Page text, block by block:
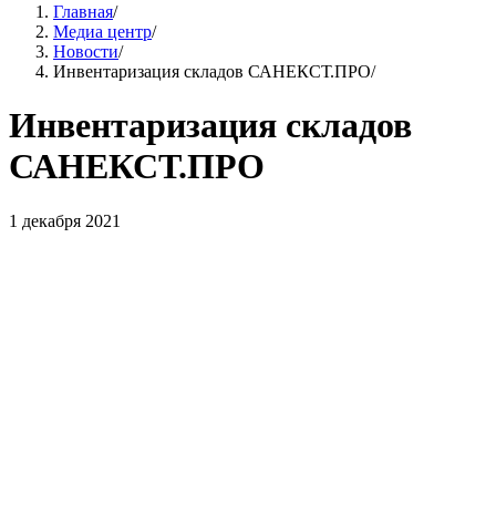
Главная/
Медиа центр/
Новости/
Инвентаризация складов САНЕКСТ.ПРО/
Инвентаризация складов
САНЕКСТ.ПРО
1 декабря 2021